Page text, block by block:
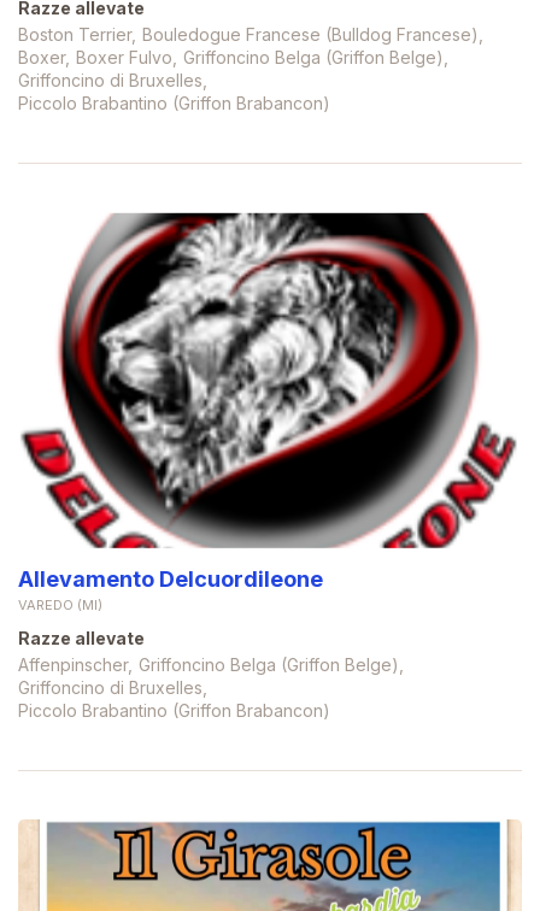
Razze allevate
Boston Terrier Bouledogue Francese (Bulldog Francese)
Boxer Boxer Fulvo
Griffoncino Belga (Griffon Belge)
Griffoncino di Bruxelles
Piccolo Brabantino (Griffon Brabancon)
Allevamento Delcuordileone
VAREDO (MI)
Razze allevate
Affenpinscher Griffoncino Belga (Griffon Belge)
Griffoncino di Bruxelles
Piccolo Brabantino (Griffon Brabancon)